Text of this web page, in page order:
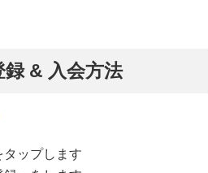
& 入会方法
ップします